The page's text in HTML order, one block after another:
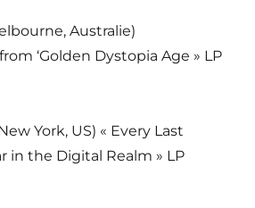
Australie)
‘Golden Dystopia Age » LP
York, US) « Every Last
in the Digital Realm » LP